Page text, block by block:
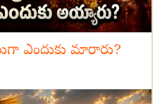
ఎందుకు మారారు?